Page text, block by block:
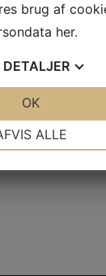
brug af
her.
DETALJER
ALLE
OK